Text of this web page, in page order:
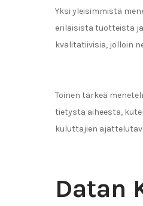
Yksi yleisimmistä
erilaisista tuotteista
kvalitatiivisia, jolloin
Toinen tärkeä
tietystä aiheesta,
kuluttajien
Datan